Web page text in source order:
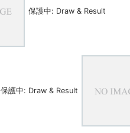
保護中: Draw & Result
保護中: Draw & Result